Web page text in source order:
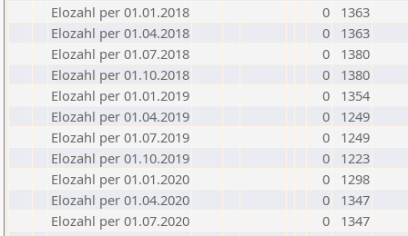
Elozahl per 01.01.2018
0
1363
Elozahl per 01.04.2018
0
1363
Elozahl per 01.07.2018
0
1380
Elozahl per 01.10.2018
0
1380
Elozahl per 01.01.2019
0
1354
Elozahl per 01.04.2019
0
1249
Elozahl per 01.07.2019
0
1249
Elozahl per 01.10.2019
0
1223
Elozahl per 01.01.2020
0
1298
Elozahl per 01.04.2020
0
1347
Elozahl per 01.07.2020
0
1347